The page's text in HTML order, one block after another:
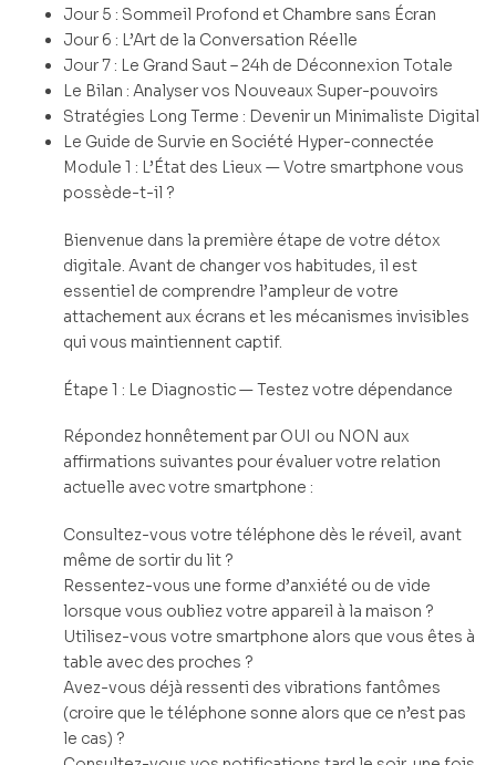
Jour 5 : Sommeil Profond et Chambre sans Écran
Jour 6 : L’Art de la Conversation Réelle
Jour 7 : Le Grand Saut – 24h de Déconnexion Totale
Le Bilan : Analyser vos Nouveaux Super-pouvoirs
Stratégies Long Terme : Devenir un Minimaliste Digital
Le Guide de Survie en Société Hyper-connectée
Module 1 : L’État des Lieux — Votre smartphone vous
possède-t-il ?
Bienvenue dans la première étape de votre détox
digitale. Avant de changer vos habitudes, il est
essentiel de comprendre l’ampleur de votre
attachement aux écrans et les mécanismes invisibles
qui vous maintiennent captif.
Étape 1 : Le Diagnostic — Testez votre dépendance
Répondez honnêtement par OUI ou NON aux
affirmations suivantes pour évaluer votre relation
actuelle avec votre smartphone :
Consultez-vous votre téléphone dès le réveil, avant
même de sortir du lit ?
Ressentez-vous une forme d’anxiété ou de vide
lorsque vous oubliez votre appareil à la maison ?
Utilisez-vous votre smartphone alors que vous êtes à
table avec des proches ?
Avez-vous déjà ressenti des vibrations fantômes
(croire que le téléphone sonne alors que ce n’est pas
le cas) ?